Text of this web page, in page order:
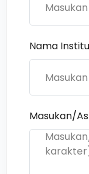
Nama
Masukan/